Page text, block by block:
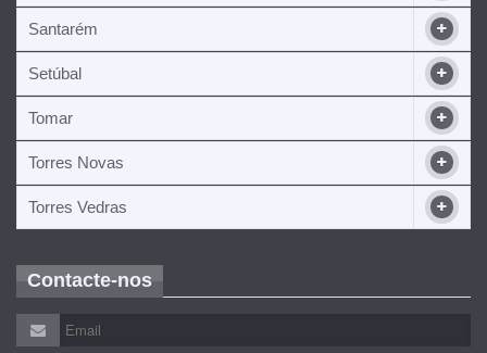
Santarém
Setúbal
Tomar
Torres Novas
Torres Vedras
Contacte-nos